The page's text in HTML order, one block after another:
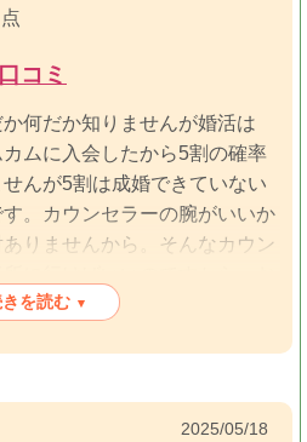
コミ
何だか知りませんが婚活は
ムに入会したから5割の確率
んが5割は成婚できていない
。カウンセラーの腕がいいか
りませんから。そんなカウン
スパ悪すぎ…実際にこちらで
のは過大広告です！実際にこ
を読む ▾
2025/05/18